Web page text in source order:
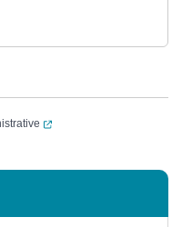
(ouverture dans un
dans un nouvel onglet)